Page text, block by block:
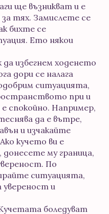
ще възникват и е
тях. Замислете се
бихте се
Ето някои
да избегнем ходенето
дори се налага
ситуацията,
при и
спокойно. Например,
да е вътре,
и изчакайте
кучето ви е
донесете му граница,
По
ситуацията,
увереност и
боледуват